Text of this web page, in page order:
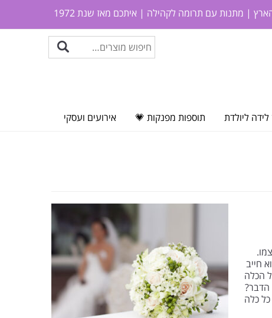
| מתנות עם תרומה לקהילה | איתכם מאז שנת 1972
ליולדת תוספות מפנקות 💗 אירועים ועסקי
חייב
הכלה
הדבר?
כלה